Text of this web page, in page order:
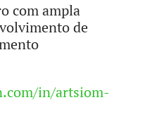
com ampla
de
in/artsiom-